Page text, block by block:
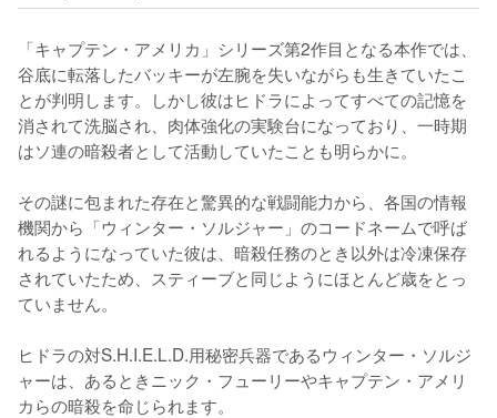
「キャプテン・アメリカ」シリーズ第2作目となる本作では、
谷底に転落したバッキーが左腕を失いながらも生きていたこ
とが判明します。しかし彼はヒドラによってすべての記憶を
消されて洗脳され、肉体強化の実験台になっており、一時期
はソ連の暗殺者として活動していたことも明らかに。
その謎に包まれた存在と驚異的な戦闘能力から、各国の情報
機関から「ウィンター・ソルジャー」のコードネームで呼ば
れるようになっていた彼は、暗殺任務のとき以外は冷凍保存
されていたため、スティーブと同じようにほとんど歳をとっ
ていません。
ヒドラの対S.H.I.E.L.D.用秘密兵器であるウィンター・ソルジ
ャーは、あるときニック・フューリーやキャプテン・アメリ
カらの暗殺を命じられます。